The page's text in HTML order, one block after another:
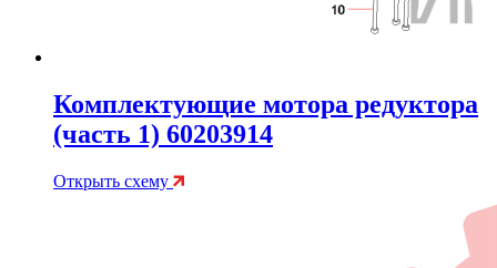
Комплектующие мотора редуктора
(часть 1) 60203914
Открыть схему